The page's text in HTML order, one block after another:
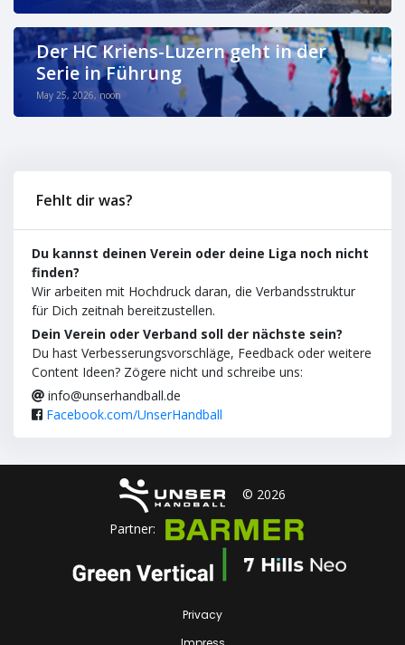
Der HC Kriens-Luzern geht in der
Serie in Führung
May 25, 2026, noon
Fehlt dir was?
Du kannst deinen Verein oder deine Liga noch nicht
finden?
Wir arbeiten mit Hochdruck daran, die Verbandsstruktur
für Dich zeitnah bereitzustellen.
Dein Verein oder Verband soll der nächste sein?
Du hast Verbesserungsvorschläge, Feedback oder weitere
Content Ideen? Zögere nicht und schreibe uns:
info@unserhandball.de
Facebook.com/UnserHandball
© 2026
Partner:
Privacy